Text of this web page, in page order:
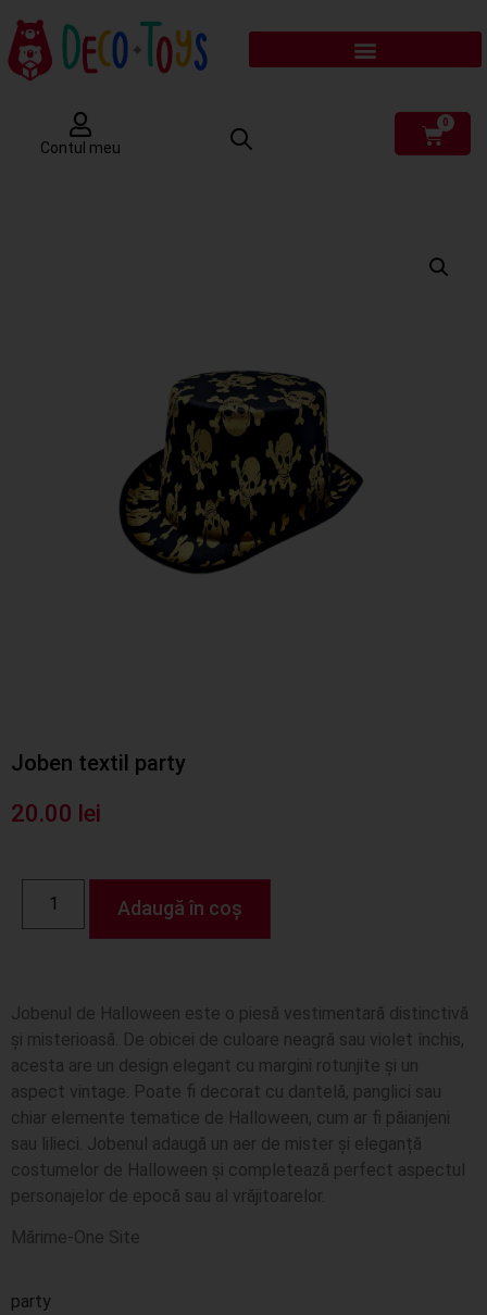
Contul meu
0
Joben textil party
20.00 lei
Adaugă în coș
Jobenul de Halloween este o piesă vestimentară distinctivă
și misterioasă. De obicei de culoare neagră sau violet închis,
acesta are un design elegant cu margini rotunjite și un
aspect vintage. Poate fi decorat cu dantelă, panglici sau
chiar elemente tematice de Halloween, cum ar fi păianjeni
sau lilieci. Jobenul adaugă un aer de mister și eleganță
costumelor de Halloween și completează perfect aspectul
personajelor de epocă sau al vrăjitoarelor.
Mărime-One Site
party